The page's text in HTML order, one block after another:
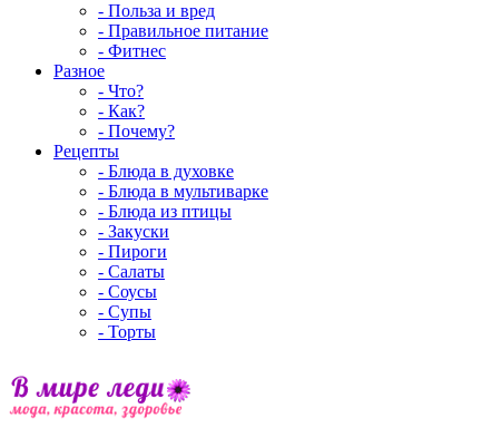
- Польза и вред
- Правильное питание
- Фитнес
Разное
- Что?
- Как?
- Почему?
Рецепты
- Блюда в духовке
- Блюда в мультиварке
- Блюда из птицы
- Закуски
- Пироги
- Салаты
- Соусы
- Супы
- Торты